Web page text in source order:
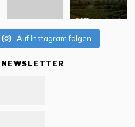
Auf Instagram folgen
NEWSLETTER